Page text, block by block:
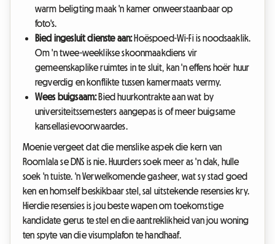
warm beligting maak 'n kamer onweerstaanbaar op
foto's.
Bied ingesluit dienste aan:Hoëspoed-Wi-Fi is noodsaaklik.
Om 'n twee-weeklikse skoonmaakdiens vir
gemeenskaplike ruimtes in te sluit, kan 'n effens hoër huur
regverdig en konflikte tussen kamermaats vermy.
Wees buigsaam:Bied huurkontrakte aan wat by
universiteitssemesters aangepas is of meer buigsame
kansellasievoorwaardes.
Moenie vergeet dat die menslike aspek die kern van
Roomlala se DNS is nie. Huurders soek meer as 'n dak, hulle
soek 'n tuiste. 'n Verwelkomende gasheer, wat sy stad goed
ken en homself beskikbaar stel, sal uitstekende resensies kry.
Hierdie resensies is jou beste wapen om toekomstige
kandidate gerus te stel en die aantreklikheid van jou woning
ten spyte van die visumplafon te handhaaf.